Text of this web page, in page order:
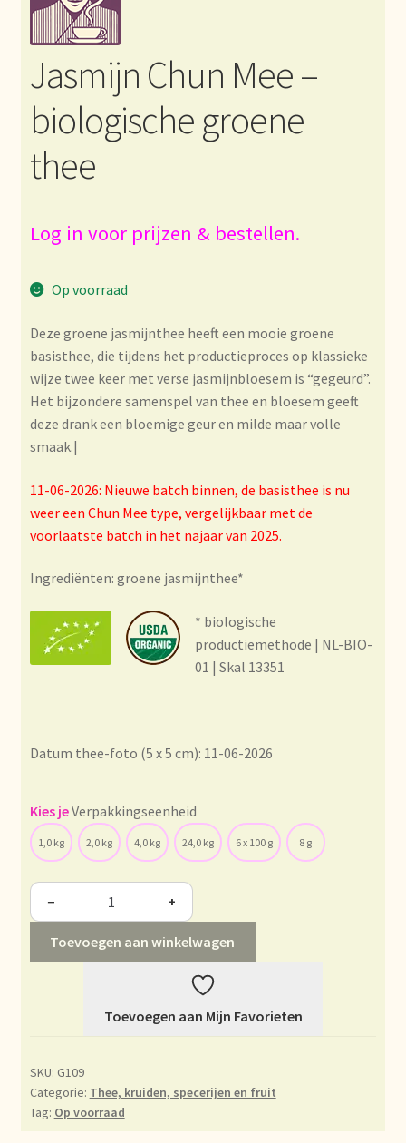
Bezahlung und Rabatte
Bienvenue dans notre commerce de gros de thé !
Bio-Zertifikate
Biologische certificaten
Commande et délai de livraison
Condiciones generales
Conditions générales
Contact
Contacto
Datenschutzerklärung
Déclaration de confidentialité
Devoluciones y garantía
Envío y entrega
Food safety
Image de marque personnelle
Jasmijn Chun Mee –
biologische groene
thee
Log in voor prijzen & bestellen.
Op voorraad
Deze groene jasmijnthee heeft een mooie groene
basisthee, die tijdens het productieproces op klassieke
wijze twee keer met verse jasmijnbloesem is “gegeurd”.
Het bijzondere samenspel van thee en bloesem geeft
deze drank een bloemige geur en milde maar volle
smaak.|
11-06-2026: Nieuwe batch binnen, de basisthee is nu
weer een Chun Mee type, vergelijkbaar met de
voorlaatste batch in het najaar van 2025.
Ingrediënten: groene jasmijnthee*
* biologische
productiemethode | NL-BIO-
01 | Skal 13351
Datum thee-foto (5 x 5 cm): 11-06-2026
Verpakkingseenheid
1,0 kg 2,0 kg 4,0 kg 24,0 kg 6 x 100 g 8 g
− +
Toevoegen aan winkelwagen
Toevoegen aan Mijn Favorieten
SKU: G109
Categorie: Thee, kruiden, specerijen en fruit
Tag: Op voorraad